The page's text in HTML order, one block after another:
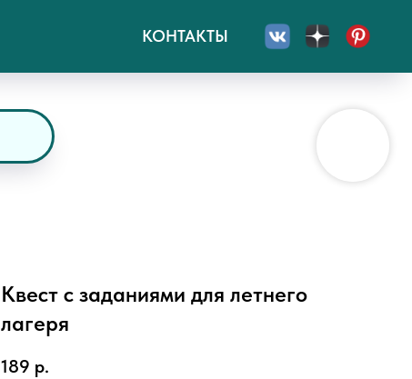
КОНТАКТЫ
Квест с заданиями для летнего
лагеря
189 р.